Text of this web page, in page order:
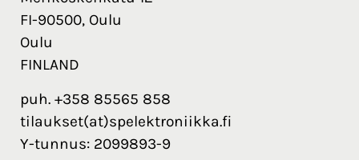
FI-90500, Oulu
Oulu
FINLAND
puh. +358 85565 858
tilaukset(at)spelektroniikka.fi
Y-tunnus: 2099893-9